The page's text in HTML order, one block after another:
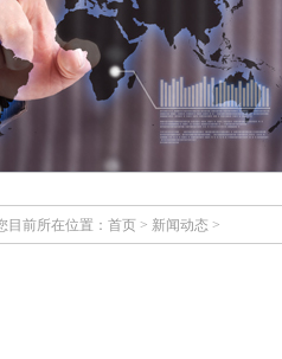
目前所在位置： 首页 > 新闻动态 >